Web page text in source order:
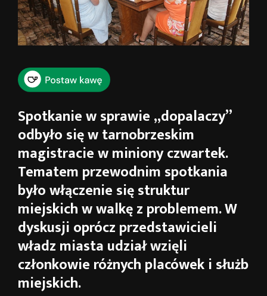
Spotkanie w sprawie „dopalaczy”
odbyło się w tarnobrzeskim
magistracie w miniony czwartek.
Tematem przewodnim spotkania
było włączenie się struktur
miejskich w walkę z problemem. W
dyskusji oprócz przedstawicieli
władz miasta udział wzięli
członkowie różnych placówek i służb
miejskich.